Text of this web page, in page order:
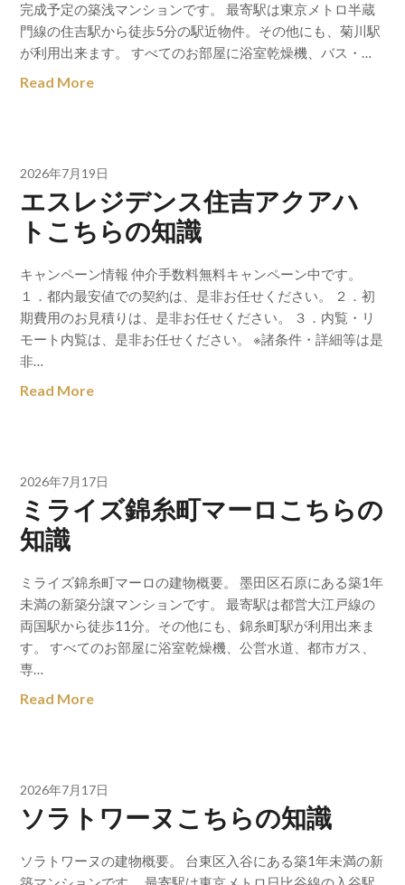
完成予定の築浅マンションです。 最寄駅は東京メトロ半蔵
門線の住吉駅から徒歩5分の駅近物件。その他にも、菊川駅
が利用出来ます。 すべてのお部屋に浴室乾燥機、バス・…
Read More
2026年7月19日
エスレジデンス住吉アクアハ
トこちらの知識
キャンペーン情報 仲介手数料無料キャンペーン中です。
１．都内最安値での契約は、是非お任せください。 ２．初
期費用のお見積りは、是非お任せください。 ３．内覧・リ
モート内覧は、是非お任せください。 ※諸条件・詳細等は是
非…
Read More
2026年7月17日
ミライズ錦糸町マーロこちらの
知識
ミライズ錦糸町マーロの建物概要。 墨田区石原にある築1年
未満の新築分譲マンションです。 最寄駅は都営大江戸線の
両国駅から徒歩11分。その他にも、錦糸町駅が利用出来ま
す。 すべてのお部屋に浴室乾燥機、公営水道、都市ガス、
専…
Read More
2026年7月17日
ソラトワーヌこちらの知識
ソラトワーヌの建物概要。 台東区入谷にある築1年未満の新